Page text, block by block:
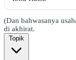
(Dan bahwasanya
di akhirat.
Topik